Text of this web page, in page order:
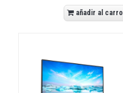
añadir al carro